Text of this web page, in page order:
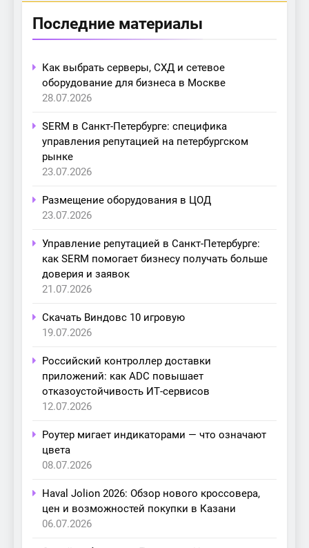
Последние материалы
Как выбрать серверы, СХД и сетевое
оборудование для бизнеса в Москве
28.07.2026
SERM в Санкт-Петербурге: специфика
управления репутацией на петербургском
рынке
23.07.2026
Размещение оборудования в ЦОД
23.07.2026
Управление репутацией в Санкт-Петербурге:
как SERM помогает бизнесу получать больше
доверия и заявок
21.07.2026
Скачать Виндовс 10 игровую
19.07.2026
Российский контроллер доставки
приложений: как ADC повышает
отказоустойчивость ИТ-сервисов
12.07.2026
Роутер мигает индикаторами — что означают
цвета
08.07.2026
Haval Jolion 2026: Обзор нового кроссовера,
цен и возможностей покупки в Казани
06.07.2026